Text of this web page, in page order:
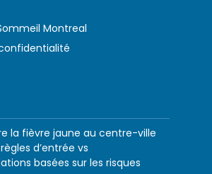
Montreal
la fièvre jaune au centre-ville
d’entrée vs
basées sur les risques